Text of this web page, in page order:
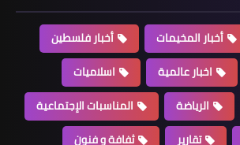
أخبار المخيمات
أخبار فلسطين
اخبار عالمية
اسلاميات
الرياضة
المناسبات الإجتماعية
تقارير
ثفافة و فنون